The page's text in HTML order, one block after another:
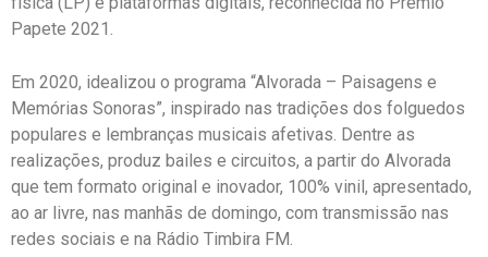
Papete 2021.
Em 2020, idealizou o programa “Alvorada – Paisagens e
Memórias Sonoras”, inspirado nas tradições dos folguedos
populares e lembranças musicais afetivas. Dentre as
realizações, produz bailes e circuitos, a partir do Alvorada
que tem formato original e inovador, 100% vinil, apresentado,
ao ar livre, nas manhãs de domingo, com transmissão nas
redes sociais e na Rádio Timbira FM.